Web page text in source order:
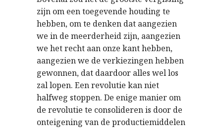
zijn om een toegevende houding te
hebben, om te denken dat aangezien
we in de meerderheid zijn, aangezien
we het recht aan onze kant hebben,
aangezien we de verkiezingen hebben
gewonnen, dat daardoor alles wel los
zal lopen. Een revolutie kan niet
halfweg stoppen. De enige manier om
de revolutie te consolideren is door de
onteigening van de productiemiddelen